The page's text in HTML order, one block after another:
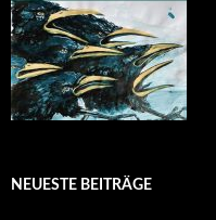
NEUESTE BEITRÄGE